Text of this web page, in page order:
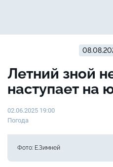
Летний зной
наступает на
02.06.2025 19:00
Погода
Фото: Е.Зимней